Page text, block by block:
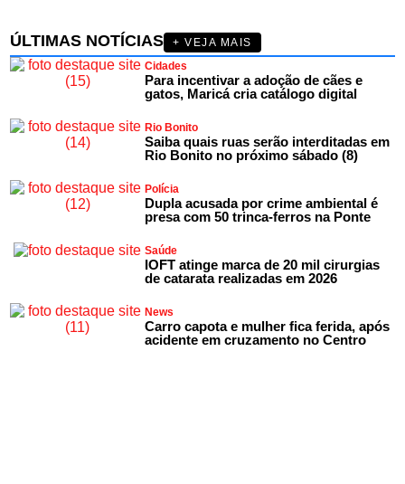
ÚLTIMAS NOTÍCIAS
+ VEJA MAIS
Cidades
Para incentivar a adoção de cães e
gatos, Maricá cria catálogo digital
Rio Bonito
Saiba quais ruas serão interditadas em
Rio Bonito no próximo sábado (8)
Polícia
Dupla acusada por crime ambiental é
presa com 50 trinca-ferros na Ponte
Saúde
IOFT atinge marca de 20 mil cirurgias
de catarata realizadas em 2026
News
Carro capota e mulher fica ferida, após
acidente em cruzamento no Centro